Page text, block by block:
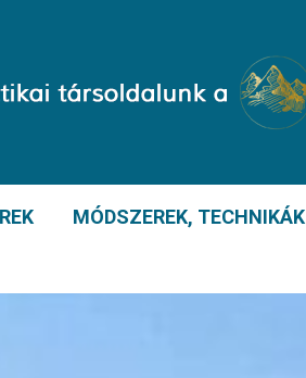
MÓDSZEREK, TECHNIKÁK